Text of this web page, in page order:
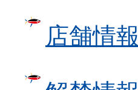
店舗情報